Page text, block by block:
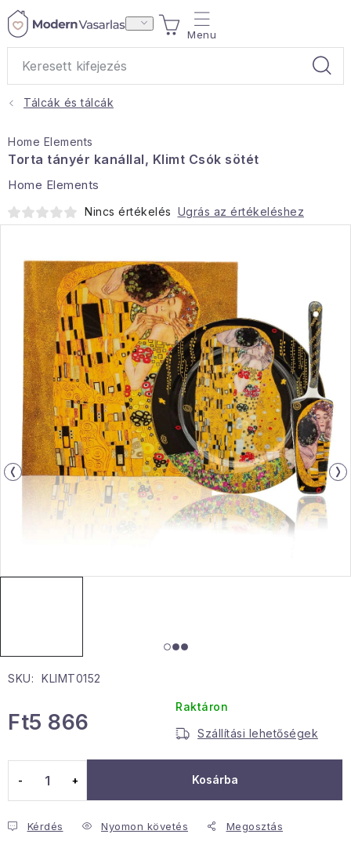
Ugrás
KOSÁR
Otthoni illatok
Háztartás
Hobbi és kert
Gyűjtemény
Egészség és szépség
Sport és szabadban
Gyermekeknek
Sziasztok, hív a nyár.
Karácsonyi esemény
Januári akció
Hogyan kell panaszkodni / visszaadni az áruka
Tálcák és tálcák
SKU: KLIMT0152
Ft5 866
Raktáron
Szállítási lehetőségek
Kosárba
Kérdés Nyomon követés Megosztás
Home Elements
Torta tányér kanállal, Klimt Csók sötét
Home Elements
Nincs értékelés Ugrás az értékeléshez